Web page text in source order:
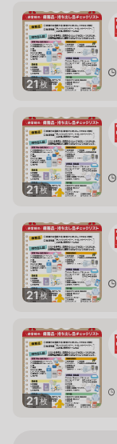
21枚
21枚
21枚
21枚